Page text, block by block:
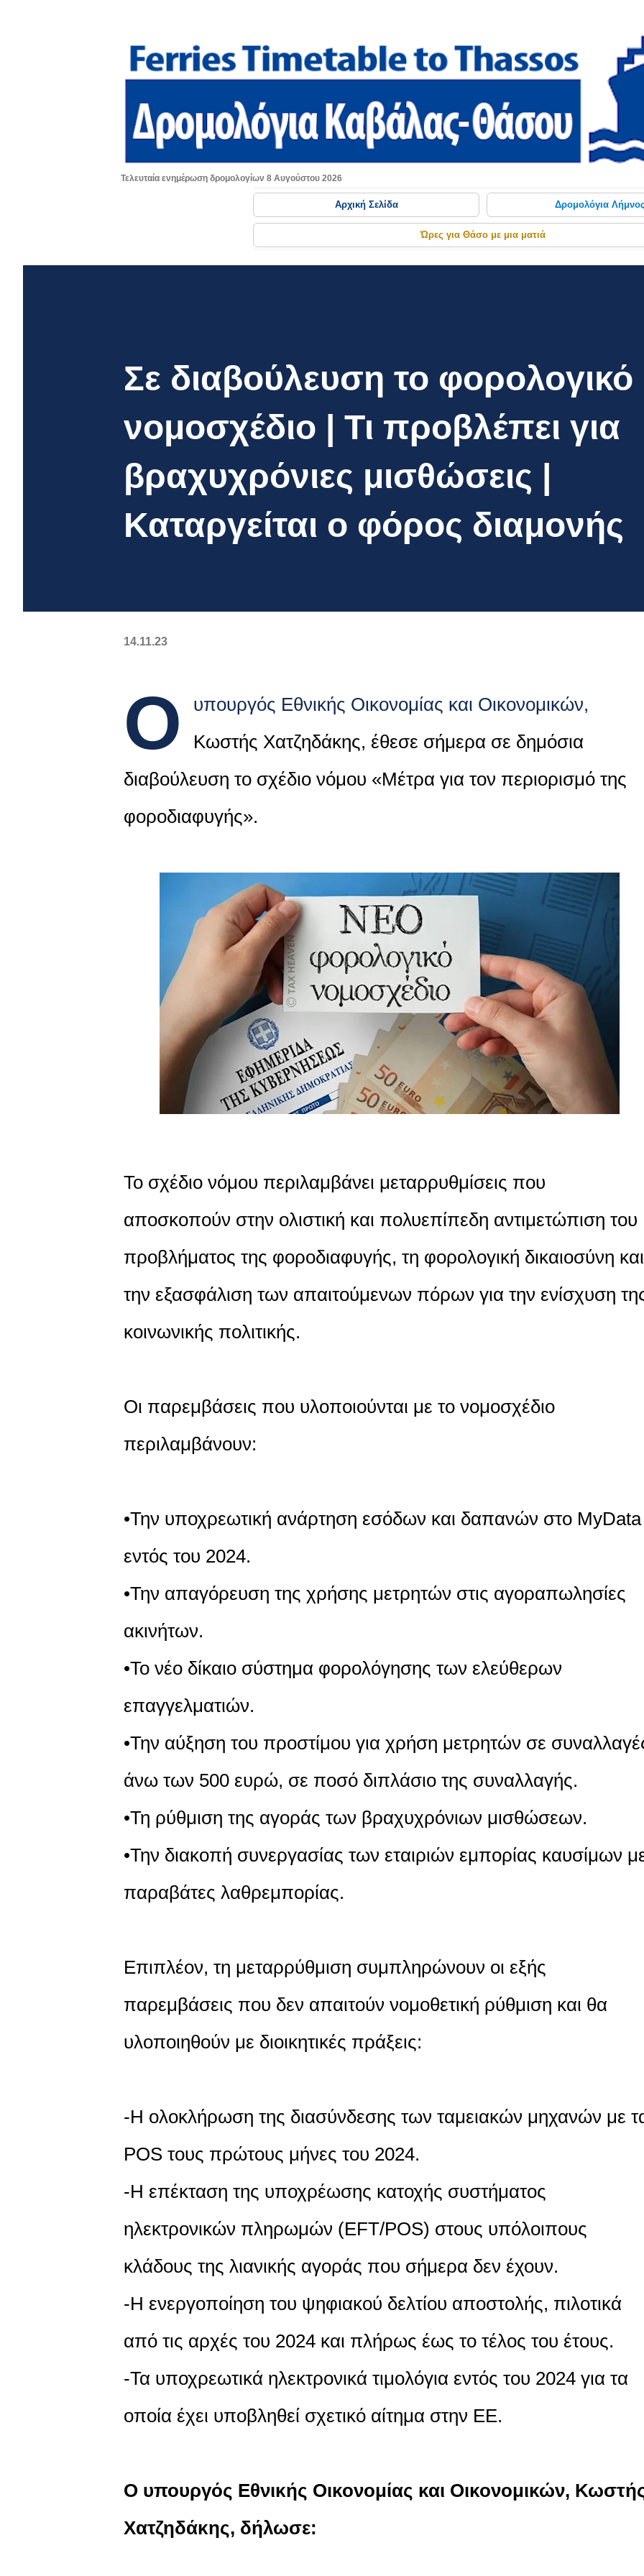
Τελευταία ενημέρωση δρομολογίων 8 Αυγούστου 2026
Αρχική Σελίδα Δρομολόγια
Ώρες για Θάσο με μια ματιά
Σε διαβούλευση το φορολογικό
νομοσχέδιο | Τι προβλέπει για
βραχυχρόνιες μισθώσεις |
Καταργείται ο φόρος διαμονής
14.11.23
Ο
υπουργός Εθνικής Οικονομίας και Οικονομικών,
Κωστής Χατζηδάκης, έθεσε σήμερα σε δημόσια
διαβούλευση το σχέδιο νόμου «Μέτρα για τον περιορισμό της
φοροδιαφυγής».
Το σχέδιο νόμου περιλαμβάνει μεταρρυθμίσεις που
αποσκοπούν στην ολιστική και πολυεπίπεδη αντιμετώπιση του
προβλήματος της φοροδιαφυγής, τη φορολογική δικαιοσύνη και
την εξασφάλιση των απαιτούμενων πόρων για την ενίσχυση
κοινωνικής πολιτικής.
Οι παρεμβάσεις που υλοποιούνται με το νομοσχέδιο
περιλαμβάνουν:
•Την υποχρεωτική ανάρτηση εσόδων και δαπανών στο MyData
εντός του 2024.
•Την απαγόρευση της χρήσης μετρητών στις αγοραπωλησίες
ακινήτων.
•Το νέο δίκαιο σύστημα φορολόγησης των ελεύθερων
επαγγελματιών.
•Την αύξηση του προστίμου για χρήση μετρητών σε
άνω των 500 ευρώ, σε ποσό διπλάσιο της συναλλαγής.
•Τη ρύθμιση της αγοράς των βραχυχρόνιων μισθώσεων.
•Την διακοπή συνεργασίας των εταιριών εμπορίας καυσίμων
παραβάτες λαθρεμπορίας.
Επιπλέον, τη μεταρρύθμιση συμπληρώνουν οι εξής
παρεμβάσεις που δεν απαιτούν νομοθετική ρύθμιση και θα
υλοποιηθούν με διοικητικές πράξεις:
-Η ολοκλήρωση της διασύνδεσης των ταμειακών μηχανών με
POS τους πρώτους μήνες του 2024.
-Η επέκταση της υποχρέωσης κατοχής συστήματος
ηλεκτρονικών πληρωμών (EFT/POS) στους υπόλοιπους
κλάδους της λιανικής αγοράς που σήμερα δεν έχουν.
-Η ενεργοποίηση του ψηφιακού δελτίου αποστολής, πιλοτικά
από τις αρχές του 2024 και πλήρως έως το τέλος του έτους.
-Τα υποχρεωτικά ηλεκτρονικά τιμολόγια εντός του 2024 για τα
οποία έχει υποβληθεί σχετικό αίτημα στην ΕΕ.
Ο υπουργός Εθνικής Οικονομίας και Οικονομικών,
Χατζηδάκης, δήλωσε: